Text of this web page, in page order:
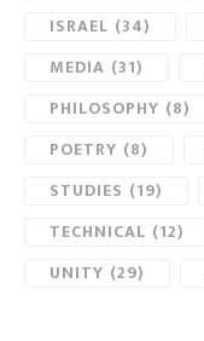
ISRAEL (34)
MEDIA (31)
PHILOSOPHY (8)
POETRY (8)
STUDIES (19)
TECHNICAL (12)
UNITY (29)